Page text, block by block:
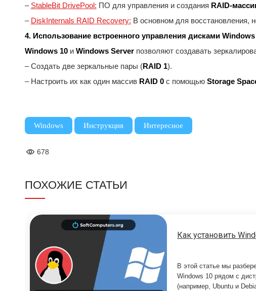
– StableBit DrivePool: ПО для управления и создания RAID-
– DiskInternals RAID Recovery: В основном для восстановления,
4. Использование встроенного управления дисками Windows
Windows 10и Windows Serverпозволяют создавать
– Создать две зеркальные пары (RAID 1).
– Настроить их как один массив RAID 0с помощью Storage
Windows , Инструкция , Интересное
678
ПОХОЖИЕ СТАТЬИ
Как установить
В этой статье мы
Windows 10 рядом с
(например, Ubuntu и